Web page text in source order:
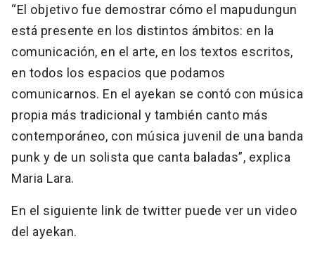
“El objetivo fue demostrar cómo el mapudungun
está presente en los distintos ámbitos: en la
comunicación, en el arte, en los textos escritos,
en todos los espacios que podamos
comunicarnos. En el ayekan se contó con música
propia más tradicional y también canto más
contemporáneo, con música juvenil de una banda
punk y de un solista que canta baladas”, explica
Maria Lara.
En el siguiente link de twitter puede ver un video
del ayekan.